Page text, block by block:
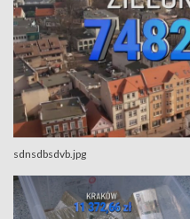
sdnsdbsdvb.jpg